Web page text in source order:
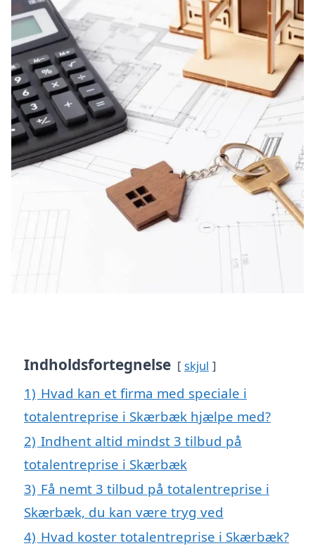
Indholdsfortegnelse skjul
1) Hvad kan et firma med speciale i
totalentreprise i Skærbæk hjælpe med?
2) Indhent altid mindst 3 tilbud på
totalentreprise i Skærbæk
3) Få nemt 3 tilbud på totalentreprise i
Skærbæk, du kan være tryg ved
4) Hvad koster totalentreprise i Skærbæk?